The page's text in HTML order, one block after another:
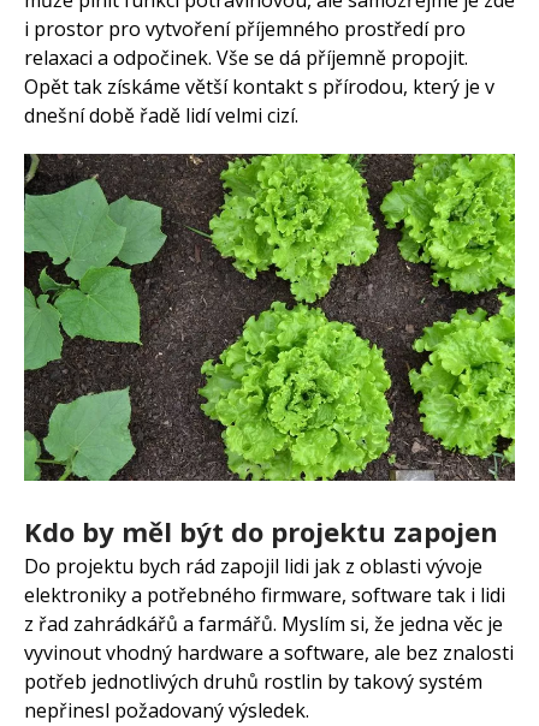
i prostor pro vytvoření příjemného prostředí pro
relaxaci a odpočinek. Vše se dá příjemně propojit.
Opět tak získáme větší kontakt s přírodou, který je v
dnešní době řadě lidí velmi cizí.
Kdo by měl být do projektu zapojen
Do projektu bych rád zapojil lidi jak z oblasti vývoje
elektroniky a potřebného firmware, software tak i lidi
z řad zahrádkářů a farmářů. Myslím si, že jedna věc je
vyvinout vhodný hardware a software, ale bez znalosti
potřeb jednotlivých druhů rostlin by takový systém
nepřinesl požadovaný výsledek.